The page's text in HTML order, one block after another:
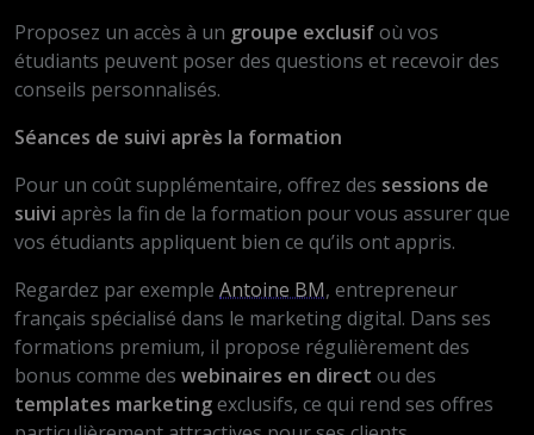
Proposez un accès à un groupe exclusifoù vos
étudiants peuvent poser des questions et recevoir des
conseils personnalisés.
Séances de suivi après la formation
Pour un coût supplémentaire, offrez des sessions de
suivi après la fin de la formation pour vous assurer que
vos étudiants appliquent bien ce qu’ils ont appris.
Regardez par exemple Antoine BM, entrepreneur
français spécialisé dans le marketing digital. Dans ses
formations premium, il propose régulièrement des
bonus comme des webinaires en direct ou des
templates marketingexclusifs, ce qui rend ses offres